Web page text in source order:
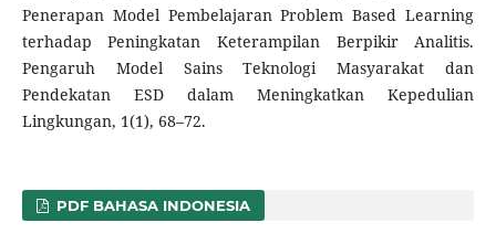
Penerapan Model Pembelajaran Problem Based Learning
terhadap Peningkatan Keterampilan Berpikir Analitis.
Pengaruh Model Sains Teknologi Masyarakat dan
Pendekatan ESD dalam Meningkatkan Kepedulian
Lingkungan, 1(1), 68–72.
PDF BAHASA INDONESIA